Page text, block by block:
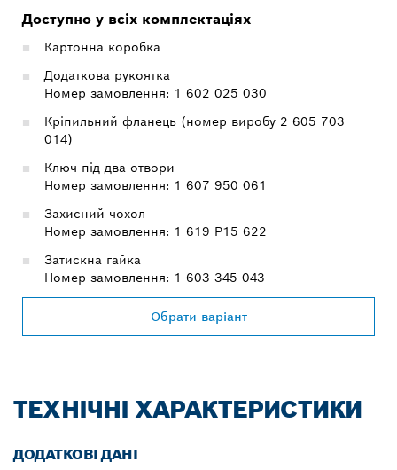
Доступно у всіх комплектаціях
Картонна коробка
Додаткова рукоятка
Номер замовлення: 1 602 025 030
Кріпильний фланець (номер виробу 2 605 703
014)
Ключ під два отвори
Номер замовлення: 1 607 950 061
Захисний чохол
Номер замовлення: 1 619 P15 622
Затискна гайка
Номер замовлення: 1 603 345 043
Обрати варіант
ТЕХНІЧНІ ХАРАКТЕРИСТИКИ
ДОДАТКОВІ ДАНІ